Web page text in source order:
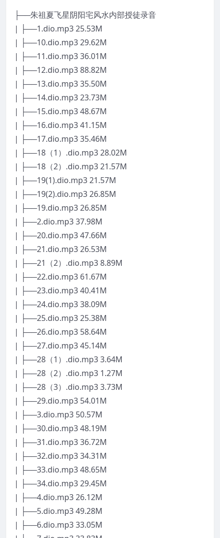
├──朱祖夏飞星阴阳宅风水内部授徒录音
| ├──1.dio.mp3 25.53M
| ├──10.dio.mp3 29.62M
| ├──11.dio.mp3 36.01M
| ├──12.dio.mp3 88.82M
| ├──13.dio.mp3 35.50M
| ├──14.dio.mp3 23.73M
| ├──15.dio.mp3 48.67M
| ├──16.dio.mp3 41.15M
| ├──17.dio.mp3 35.46M
| ├──18（1）.dio.mp3 28.02M
| ├──18（2）.dio.mp3 21.57M
| ├──19(1).dio.mp3 21.57M
| ├──19(2).dio.mp3 26.85M
| ├──19.dio.mp3 26.85M
| ├──2.dio.mp3 37.98M
| ├──20.dio.mp3 47.66M
| ├──21.dio.mp3 26.53M
| ├──21（2）.dio.mp3 8.89M
| ├──22.dio.mp3 61.67M
| ├──23.dio.mp3 40.41M
| ├──24.dio.mp3 38.09M
| ├──25.dio.mp3 25.38M
| ├──26.dio.mp3 58.64M
| ├──27.dio.mp3 45.14M
| ├──28（1）.dio.mp3 3.64M
| ├──28（2）.dio.mp3 1.27M
| ├──28（3）.dio.mp3 3.73M
| ├──29.dio.mp3 54.01M
| ├──3.dio.mp3 50.57M
| ├──30.dio.mp3 48.19M
| ├──31.dio.mp3 36.72M
| ├──32.dio.mp3 34.31M
| ├──33.dio.mp3 48.65M
| ├──34.dio.mp3 29.45M
| ├──4.dio.mp3 26.12M
| ├──5.dio.mp3 49.28M
| ├──6.dio.mp3 33.05M